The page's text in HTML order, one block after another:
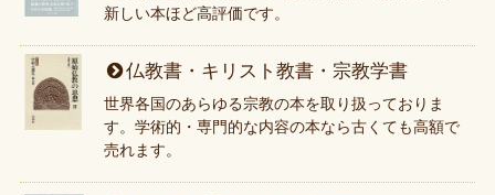
新しい本ほど高評価です。
仏教書・キリスト教書・宗教学書
世界各国のあらゆる宗教の本を取り扱っておりま
す。学術的・専門的な内容の本なら古くても高額で
売れます。